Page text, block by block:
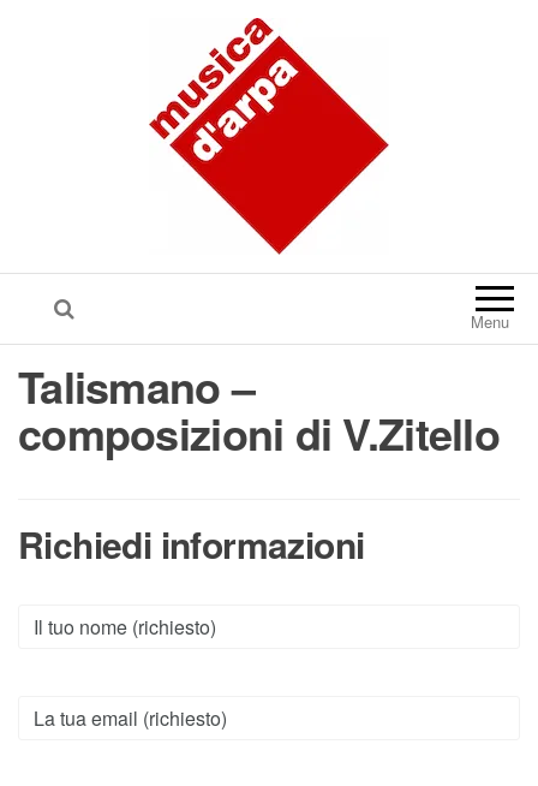
Menu
Talismano –
composizioni di V.Zitello
Richiedi informazioni